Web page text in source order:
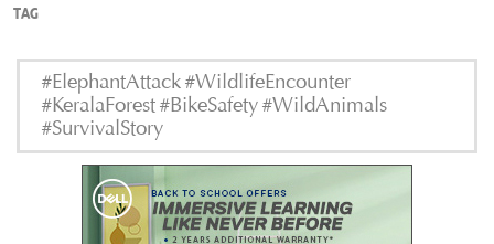
TAG
#ElephantAttack #WildlifeEncounter
#KeralaForest #BikeSafety #WildAnimals
#SurvivalStory